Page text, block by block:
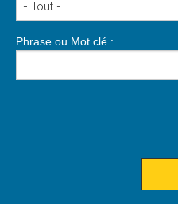
Phrase ou Mot clé :